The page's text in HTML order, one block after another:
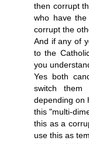
then corrupt
who have
corrupt the
And if any of
to the
you
Yes both
switch
depending on
this "multi-
this as a
use this as